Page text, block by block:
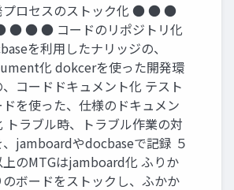
プロセスのストック化 ● ● ●
● ● コードのリポジトリ化
を利⽤したナリッジの、
化 dokcerを使った開発環
コードドキュメント化 テスト
ドを使った、仕様のドキュメン
トラブル時、トラブル作業の対
jamboardやdocbaseで記録 ５
のMTGはjamboard化 ふりか
のボードをストックし、ふかか